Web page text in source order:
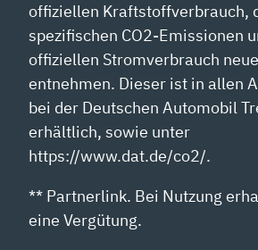
offiziellen Kraftstoffverbrauch,
spezifischen CO2-Emissionen
offiziellen Stromverbrauch
entnehmen. Dieser ist in allen
bei der Deutschen Automobil
erhältlich, sowie unter
https://www.dat.de/co2/.
** Partnerlink. Bei Nutzung
eine Vergütung.